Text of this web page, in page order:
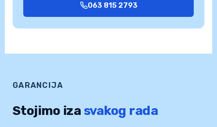
063 815 2793
GARANCIJA
Stojimo izasvakog rada